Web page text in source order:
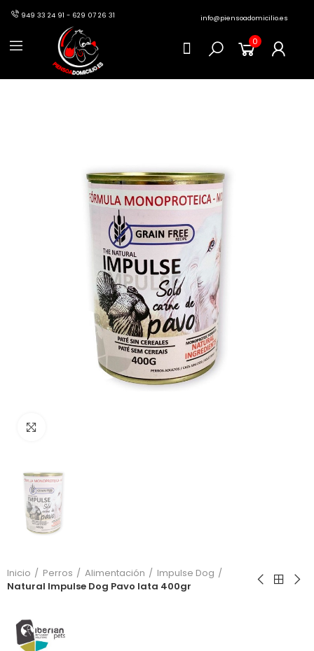
949 33 24 91 - 629 07 26 31 info@piensoadomicilio.es
0
Inicio Perros Alimentación
Impulse Dog
Natural Impulse Dog Pavo lata 400gr